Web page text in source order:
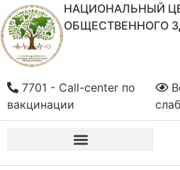
НАЦИОНАЛЬНЫЙ
ОБЩЕСТВЕННОГО
7701 - Call-center по
вакцинации